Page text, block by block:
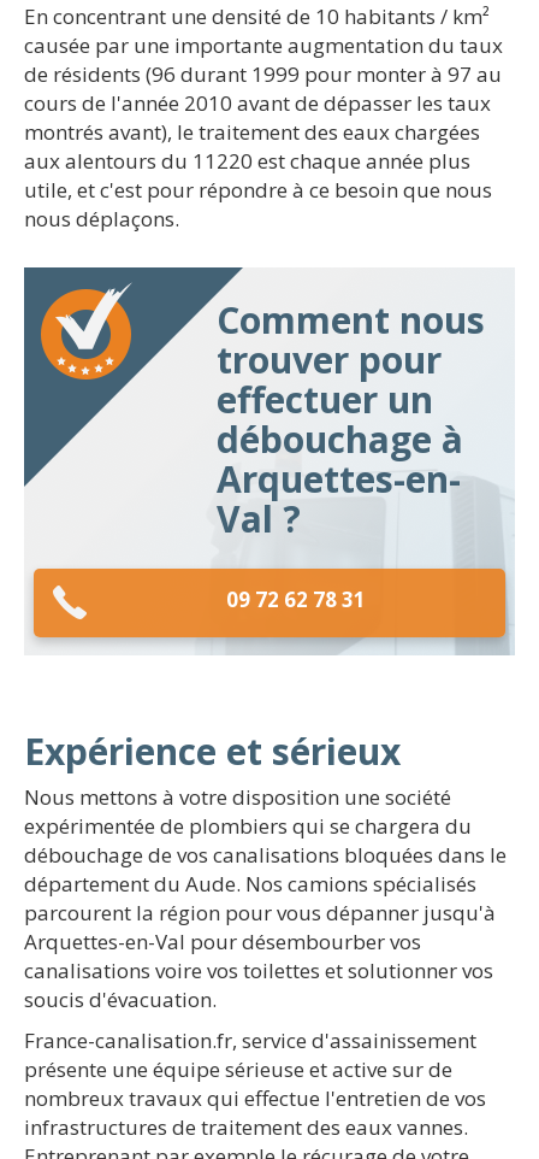
En concentrant une densité de 10 habitants / km²
causée par une importante augmentation du taux
de résidents (96 durant 1999 pour monter à 97 au
cours de l'année 2010 avant de dépasser les taux
montrés avant), le traitement des eaux chargées
aux alentours du 11220 est chaque année plus
utile, et c'est pour répondre à ce besoin que nous
nous déplaçons.
Comment nous
trouver pour
effectuer un
débouchage à
Arquettes-en-
Val ?
09 72 62 78 31
Expérience et sérieux
Nous mettons à votre disposition une société
expérimentée de plombiers qui se chargera du
débouchage de vos canalisations bloquées dans le
département du Aude. Nos camions spécialisés
parcourent la région pour vous dépanner jusqu'à
Arquettes-en-Val pour désembourber vos
canalisations voire vos toilettes et solutionner vos
soucis d'évacuation.
France-canalisation.fr, service d'assainissement
présente une équipe sérieuse et active sur de
nombreux travaux qui effectue l'entretien de vos
infrastructures de traitement des eaux vannes.